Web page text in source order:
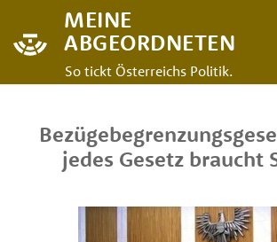
MEINE
ABGEORDNETEN
So tickt Österreichs Politik.
jedes Gesetz braucht